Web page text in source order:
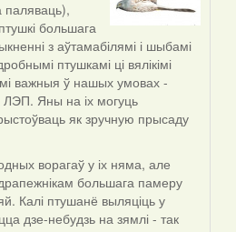
большага
з аўтамабілямі і шыбамі
птушкамі ці вялікімі
важныя ў нашых умовах -
ЛЭП. Яны на іх могуць
як зручную прысаду
ворагаў у іх няма, але
большага памеру
Калі птушанё выляціць у
дзе-небудзь на зямлі - так